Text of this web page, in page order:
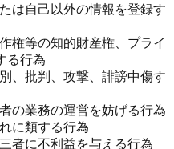
は自己以外の情報を登録す
権等の知的財産権、プライ
る行為
、批判、攻撃、誹謗中傷す
の業務の運営を妨げる行為
に類する行為
者に不利益を与える行為